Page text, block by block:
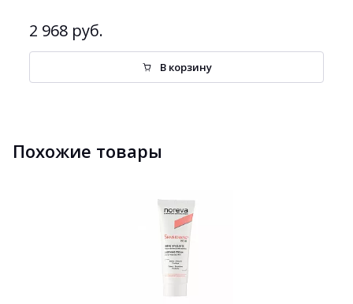
2 968 руб.
В корзину
Похожие товары